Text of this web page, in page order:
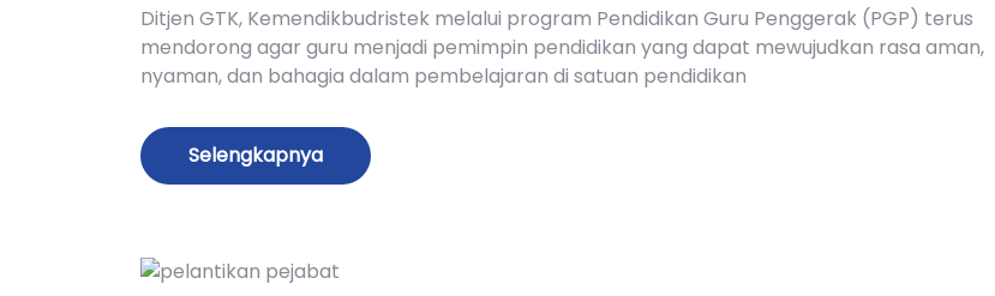
Ditjen GTK, Kemendikbudristek melalui program Pendidikan Guru Penggerak (PGP) terus
mendorong agar guru menjadi pemimpin pendidikan yang dapat mewujudkan rasa aman,
nyaman, dan bahagia dalam pembelajaran di satuan pendidikan
Selengkapnya